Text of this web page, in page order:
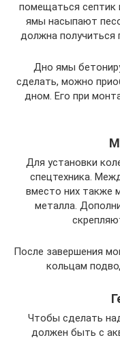
помещаться септик
ямы насыпают
должна
Дно ямы
сделать, можно
дном. Его при
Для установки
спецтехника.
вместо них также
металла.
После завершения
кольцам
Чтобы сделать
должен быть с